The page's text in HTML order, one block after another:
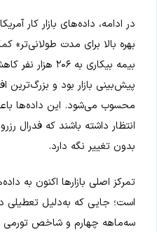
در ادامه، داده‌های بازار کار
بهره بالا برای مدت طولانی‌تر»
بیمه بیکاری به
پیش‌بینی بازار بود و بزرگ‌ترین
محسوب می‌شود. این داده‌ها
انتظار داشته باشند که فدرال
بدون تغییر نگه دارد.
تمرکز اصلی بازارها اکنون به
است؛ جایی که به‌دلیل تعطیلی
سه‌ماهه چهارم و شاخص تورمی